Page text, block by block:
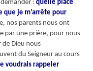
: quelle place
que je m’arrête pour
nos parents nous ont
par une prière, pour nous
de Dieu nous
du Seigneur au cours
voudrais rappeler